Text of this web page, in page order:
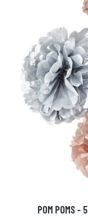
POM POMS -